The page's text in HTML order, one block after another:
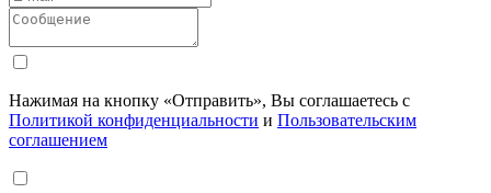
Нажимая на кнопку «Отправить», Вы соглашаетесь с
Политикой конфиденциальности и Пользовательским
соглашением